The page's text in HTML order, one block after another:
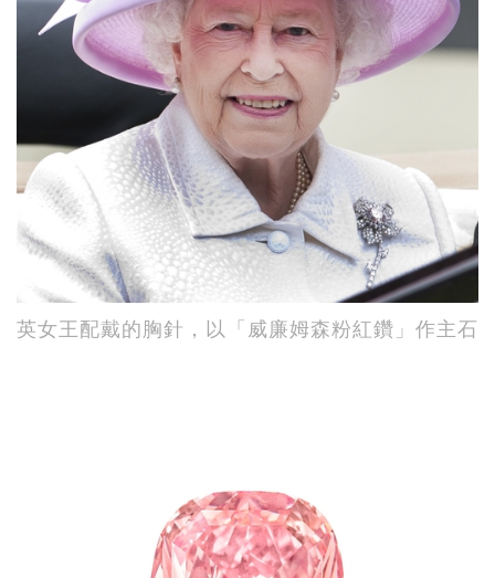
英女王配戴的胸針，以「威廉姆森粉紅鑽」作主石